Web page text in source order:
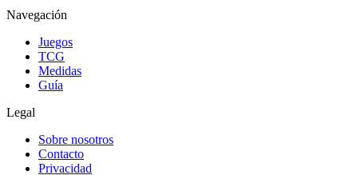
Navegación
Juegos
TCG
Medidas
Guía
Legal
Sobre nosotros
Contacto
Privacidad